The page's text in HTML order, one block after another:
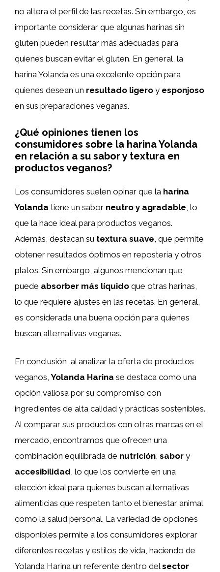
no altera el perfil de las recetas. Sin embargo, es
importante considerar que algunas harinas sin
gluten pueden resultar más adecuadas para
quienes buscan evitar el gluten. En general, la
harina Yolanda es una excelente opción para
quienes desean un resultado ligero y esponjoso
en sus preparaciones veganas.
¿Qué opiniones tienen los
consumidores sobre la harina Yolanda
en relación a su sabor y textura en
productos veganos?
Los consumidores suelen opinar que la harina
Yolanda tiene un sabor neutro y agradable , lo
que la hace ideal para productos veganos.
Además, destacan su textura suave , que permite
obtener resultados óptimos en repostería y otros
platos. Sin embargo, algunos mencionan que
puede absorber más líquido que otras harinas,
lo que requiere ajustes en las recetas. En general,
es considerada una buena opción para quienes
buscan alternativas veganas.
En conclusión, al analizar la oferta de productos
veganos,Yolanda Harina se destaca como una
opción valiosa por su compromiso con
ingredientes de alta calidad y prácticas sostenibles.
Al comparar sus productos con otras marcas en el
mercado, encontramos que ofrecen una
combinación equilibrada de nutrición, sabor y
accesibilidad, lo que los convierte en una
elección ideal para quienes buscan alternativas
alimenticias que respeten tanto el bienestar animal
como la salud personal. La variedad de opciones
disponibles permite a los consumidores explorar
diferentes recetas y estilos de vida, haciendo de
Yolanda Harina un referente dentro delsector